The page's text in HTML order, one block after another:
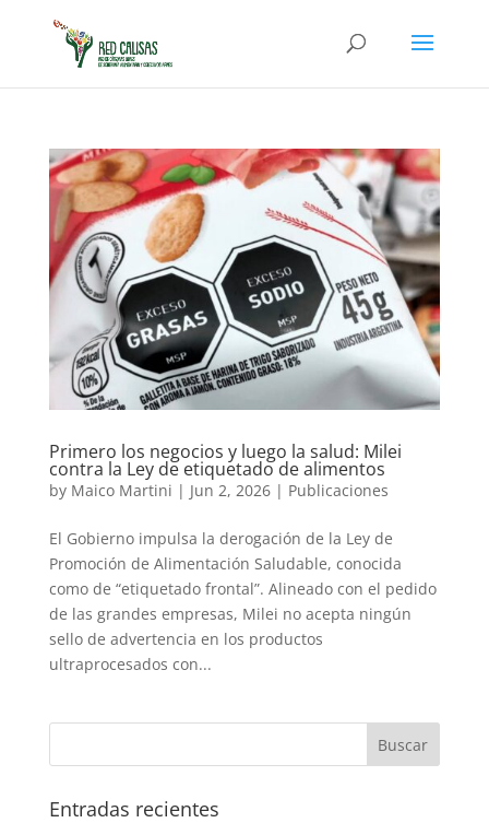
Primero los negocios y luego la salud: Milei
contra la Ley de etiquetado de alimentos
by Maico Martini | Jun 2, 2026| Publicaciones
El Gobierno impulsa la derogación de la Ley de
Promoción de Alimentación Saludable, conocida
como de “etiquetado frontal”. Alineado con el pedido
de las grandes empresas, Milei no acepta ningún
sello de advertencia en los productos
ultraprocesados con...
Entradas recientes